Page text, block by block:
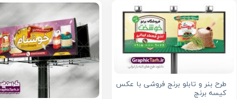
طرح بنر و تابلو برنج فروشی با عکس
کیسه برنج